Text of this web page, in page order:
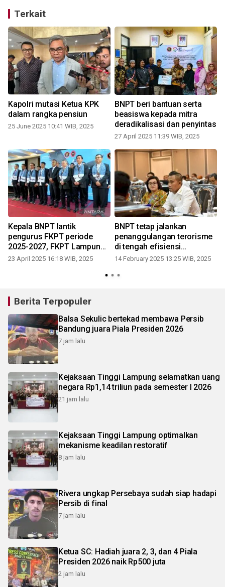
Terkait
Kapolri mutasi Ketua KPK
dalam rangka pensiun
25 June 2025 10:41 WIB, 2025
BNPT beri bantuan serta
beasiswa kepada mitra
deradikalisasi dan penyintas
27 April 2025 11:39 WIB, 2025
Kepala BNPT lantik
pengurus FKPT periode
2025-2027, FKPT Lampung
diketuai M Firsada
23 April 2025 16:18 WIB, 2025
BNPT tetap jalankan
penanggulangan terorisme
di tengah efisiensi
anggaran
14 February 2025 13:25 WIB, 2025
Berita Terpopuler
Balsa Sekulic bertekad membawa Persib
Bandung juara Piala Presiden 2026
7 jam lalu
Kejaksaan Tinggi Lampung selamatkan uang
negara Rp1,14 triliun pada semester I 2026
21 jam lalu
Kejaksaan Tinggi Lampung optimalkan
mekanisme keadilan restoratif
8 jam lalu
Rivera ungkap Persebaya sudah siap hadapi
Persib di final
7 jam lalu
Ketua SC: Hadiah juara 2, 3, dan 4 Piala
Presiden 2026 naik Rp500 juta
2 jam lalu